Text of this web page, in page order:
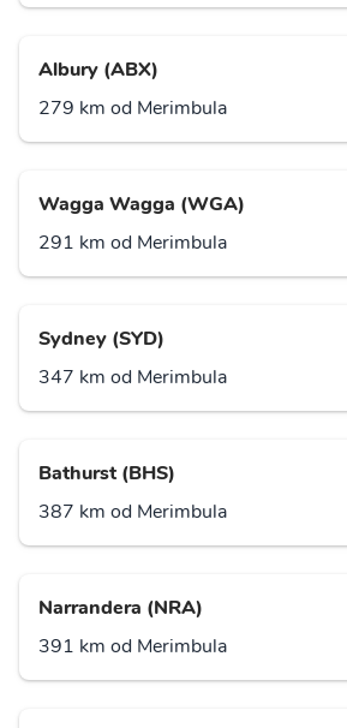
Albury (ABX)
279 km od Merimbula
Wagga Wagga (WGA)
291 km od Merimbula
Sydney (SYD)
347 km od Merimbula
Bathurst (BHS)
387 km od Merimbula
Narrandera (NRA)
391 km od Merimbula